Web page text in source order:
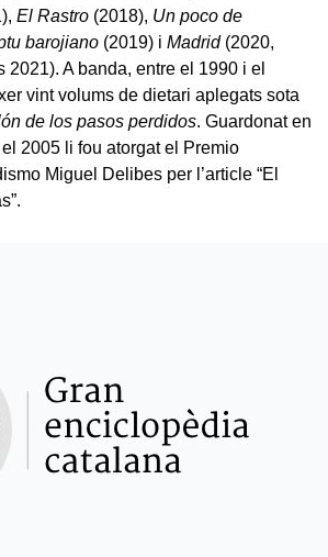
El Rastro (2018), Un poco de
barojiano (2019) i Madrid(2020,
2021). A banda, entre el 1990 i el
vint volums de dietari aplegats sota
de los pasos perdidos. Guardonat en
2005 li fou atorgat el Premio
Miguel Delibes per l’article “El